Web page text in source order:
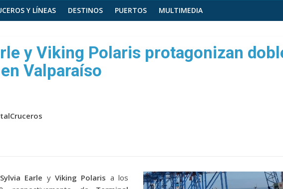
Y LÍNEAS DESTINOS PUERTOS MULTIMEDIA
y Viking Polaris protagonizan
Valparaíso
Sylvia Earle yViking Polaris a los